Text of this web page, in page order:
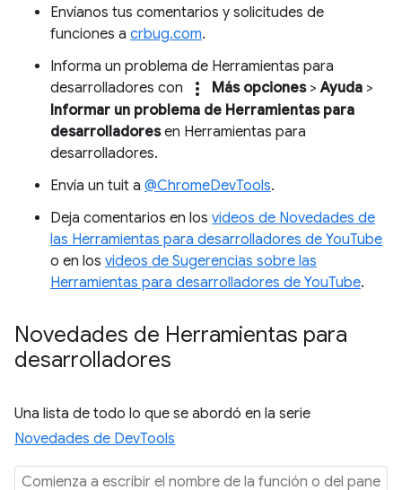
Envíanos tus comentarios y solicitudes de
funciones a crbug.com.
Informa un problema de Herramientas para
desarrolladores con
more_vert Más opciones>Ayuda >
Informar un problema de Herramientas para
desarrolladoresen Herramientas para
desarrolladores.
Envía un tuit a @ChromeDevTools.
Deja comentarios en los videos de Novedades de
las Herramientas para desarrolladores de YouTube
o en los videos de Sugerencias sobre las
Herramientas para desarrolladores de YouTube.
Novedades de Herramientas para
desarrolladores
Una lista de todo lo que se abordó en la serie
Novedades de DevTools